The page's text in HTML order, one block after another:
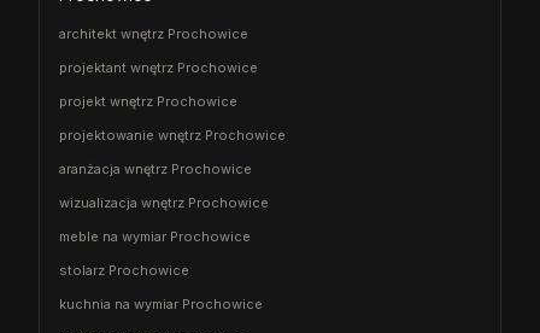
architekt wnętrz Prochowice
projektant wnętrz Prochowice
projekt wnętrz Prochowice
projektowanie wnętrz Prochowice
aranżacja wnętrz Prochowice
wizualizacja wnętrz Prochowice
meble na wymiar Prochowice
stolarz Prochowice
kuchnia na wymiar Prochowice